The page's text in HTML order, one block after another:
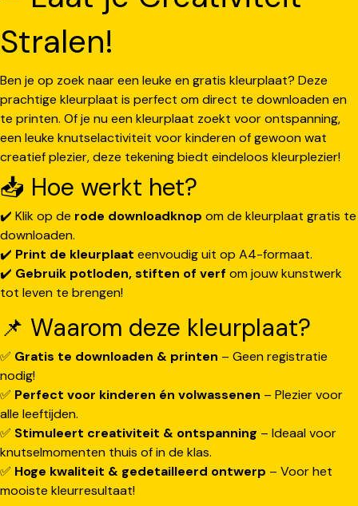
Stralen!
Ben je op zoek naar een leuke en gratis kleurplaat? Deze
prachtige kleurplaat is perfect om direct te downloaden en
te printen. Of je nu een kleurplaat zoekt voor ontspanning,
een leuke knutselactiviteit voor kinderen of gewoon wat
creatief plezier, deze tekening biedt eindeloos kleurplezier!
📥 Hoe werkt het?
✔️ Klik op de rode downloadknop om de kleurplaat gratis te
downloaden.
✔️ Print de kleurplaat eenvoudig uit op A4-formaat.
✔️ Gebruik potloden, stiften of verf om jouw kunstwerk
tot leven te brengen!
📌 Waarom deze kleurplaat?
✅ Gratis te downloaden & printen – Geen registratie
nodig!
✅ Perfect voor kinderen én volwassenen – Plezier voor
alle leeftijden.
✅ Stimuleert creativiteit & ontspanning – Ideaal voor
knutselmomenten thuis of in de klas.
✅ Hoge kwaliteit & gedetailleerd ontwerp – Voor het
mooiste kleurresultaat!